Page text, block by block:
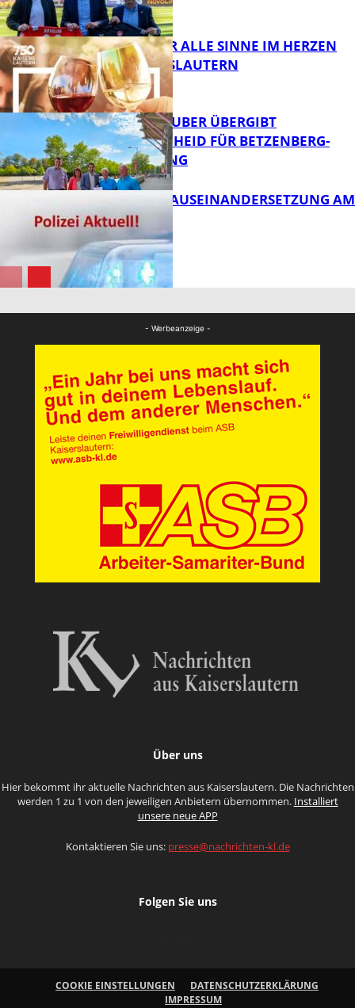
FB News
FB News
FB Kultur
GENÜSSE FÜR ALLE SINNE IM HERZEN
VON KAISERSLAUTERN
MINISTER TEUBER ÜBERGIBT
FÖRDERBESCHEID FÜR BETZENBERG-
ENTWICKLUNG
HANDFESTE AUSEINANDERSETZUNG AM
PFAFFPLATZ
- Werbeanzeige -
Über uns
Hier bekommt ihr aktuelle Nachrichten aus Kaiserslautern. Die Nachrichten
werden 1 zu 1 von den jeweiligen Anbietern übernommen. Installiert
unsere neue APP
Kontaktieren Sie uns: presse@nachrichten-kl.de
Folgen Sie uns
COOKIE EINSTELLUNGEN
DATENSCHUTZERKLÄRUNG
IMPRESSUM